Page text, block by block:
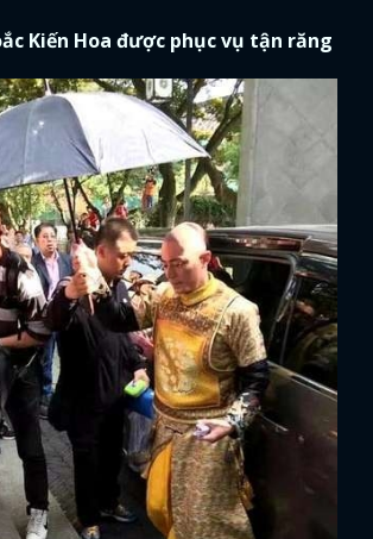
Kiến Hoa được phục vụ tận răng